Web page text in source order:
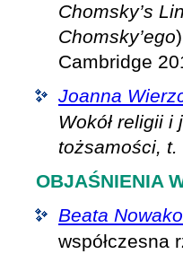
Chomsky’s
Chomsky’ego
Cambridge
Joanna
Wokół religii
tożsamości, t.
OBJAŚNIENIA
Beata
współczesna